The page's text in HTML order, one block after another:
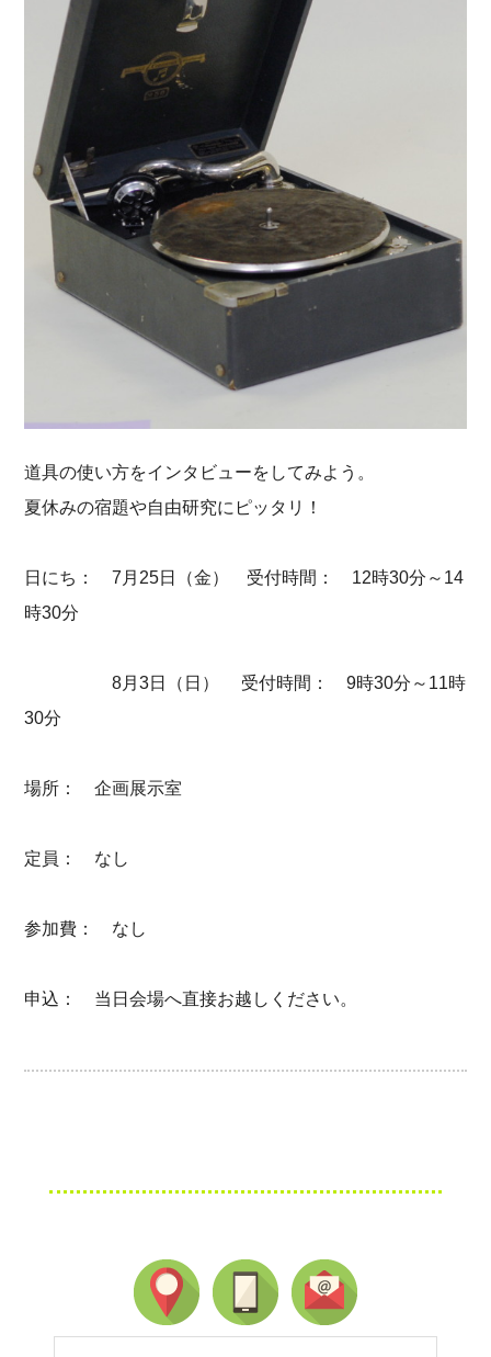
道具の使い方をインタビューをしてみよう。
夏休みの宿題や自由研究にピッタリ！
日にち： 7月25日（金） 受付時間： 12時30分～14
時30分
8月3日（日） 受付時間： 9時30分～11時
30分
場所： 企画展示室
定員： なし
参加費： なし
申込： 当日会場へ直接お越しください。